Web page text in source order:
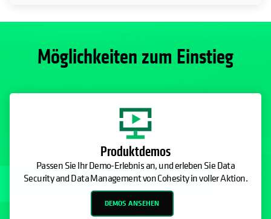
Möglichkeiten zum Einstieg
Produktdemos
Passen Sie Ihr Demo-Erlebnis an, und erleben Sie Data
Security and Data Management von Cohesity in voller Aktion.
DEMOS ANSEHEN